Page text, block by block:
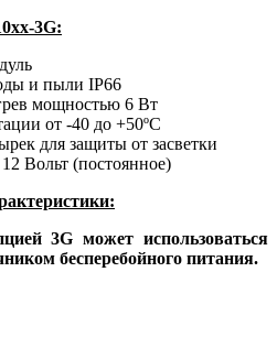
3G:
и пыли IP66
мощностью 6 Вт
от -40 до +50ºС
для защиты от засветки
Вольт (постоянное)
3G может использоваться
бесперебойного питания.